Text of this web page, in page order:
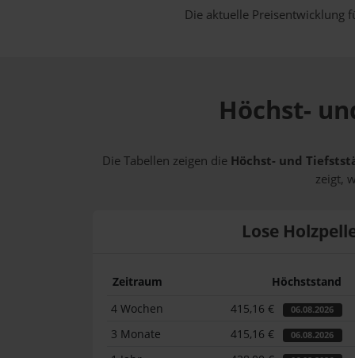
Die aktuelle Preisentwicklung
Höchst-
Die Tabellen zeigen die Höchst- und
zeigt,
Lose
Zeitraum Höchststand
4 Wochen
415,16 € 06.08.2026
3 Monate 415,16 € 06.08.2026